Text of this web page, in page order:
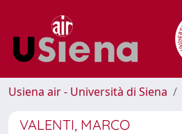
Usiena air - Università di Siena
VALENTI, MARCO